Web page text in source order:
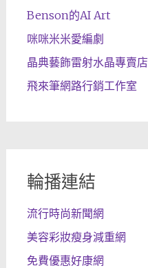
Benson的AI Art
咪咪米米愛編劇
晶典藝飾雷射水晶專賣店
飛來筆網路行銷工作室
輪播連結
流行時尚新聞網
美容彩妝瘦身減重網
免費優惠好康網